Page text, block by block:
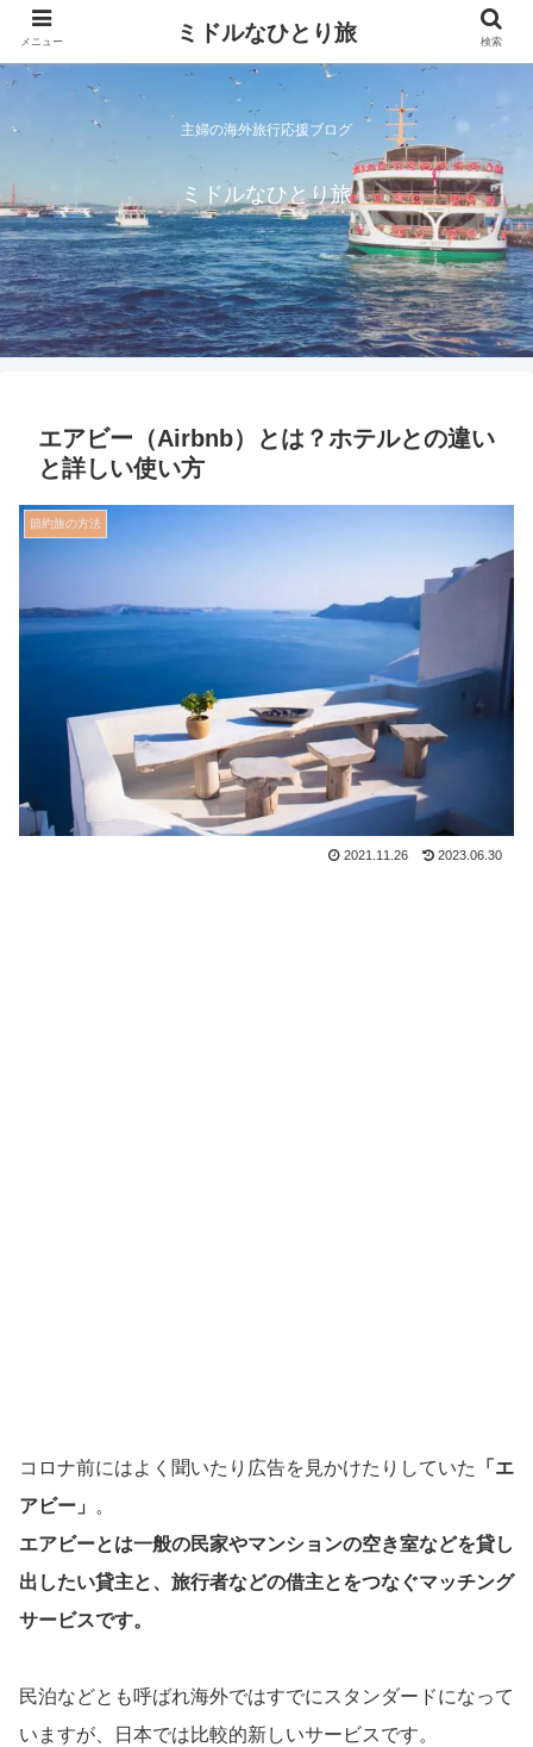
主婦の海外旅行応援ブログ
ミドルなひとり旅
エアビー（Airbnb）とは？ホテルとの違い
と詳しい使い方
節約旅の方法
2021.11.26 2023.06.30
コロナ前にはよく聞いたり広告を見かけたりしていた
「エ
アビー」
。
エアビーとは一般の民家やマンションの空き室などを貸し
出したい貸主と、旅行者などの借主とをつなぐマッチング
サービスです。
民泊などとも呼ばれ海外ではすでにスタンダードになって
いますが、日本では比較的新しいサービスです。
メニュー ミドルなひとり旅 検索